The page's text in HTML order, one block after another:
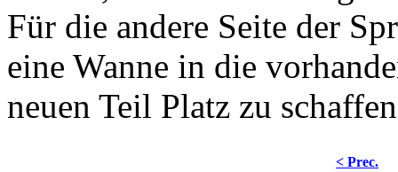
Für die andere Seite der
eine Wanne in die
neuen Teil Platz zu
< Prec.